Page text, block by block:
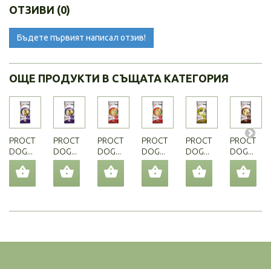
ОТЗИВИ (0)
Бъдете първият написал отзив!
ОЩЕ ПРОДУКТИ В СЪЩАТА КАТЕГОРИЯ
PROCT
DOG...
PROCT
DOG...
PROCT
DOG...
PROCT
DOG...
PROCT
DOG...
PROCT
DOG...